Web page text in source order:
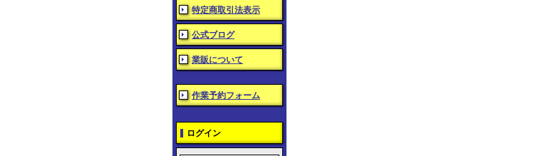
特定商取引法表示
公式ブログ
業販について
作業予約フォーム
ログイン